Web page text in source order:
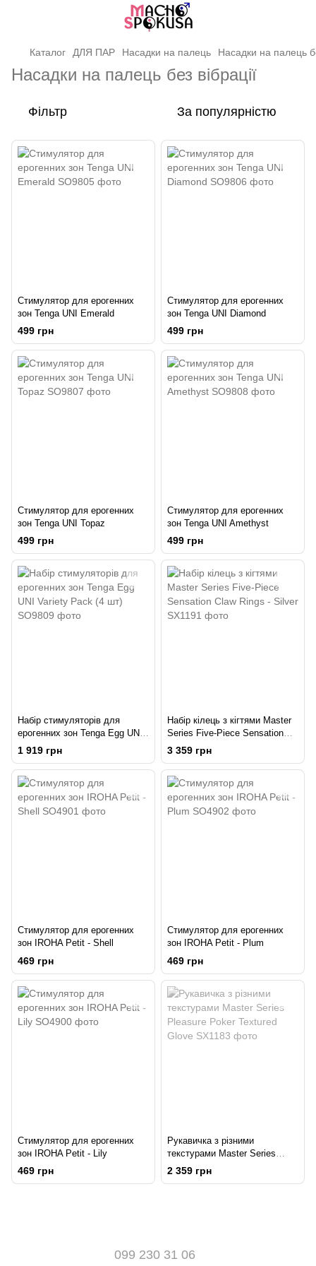
Каталог ДЛЯ ПАР Насадки на палець Насадки на палець
Насадки на палець без вібрації
Фільтр За популярністю
Стимулятор для ерогенних
зон Tenga UNI Emerald
499 грн
Стимулятор для ерогенних
зон Tenga UNI Diamond
499 грн
Стимулятор для ерогенних
зон Tenga UNI Topaz
499 грн
Стимулятор для ерогенних
зон Tenga UNI Amethyst
499 грн
Набір стимуляторів для
ерогенних зон Tenga Egg UNI
Variety Pack (4 шт)
1 919 грн
Набір кілець з кігтями Master
Series Five-Piece Sensation
Claw Rings - Silver
3 359 грн
Стимулятор для ерогенних
зон IROHA Petit - Shell
469 грн
Стимулятор для ерогенних
зон IROHA Petit - Plum
469 грн
Стимулятор для ерогенних
зон IROHA Petit - Lily
469 грн
Рукавичка з різними
текстурами Master Series
Pleasure Poker Textured Glove
2 359 грн
099 230 31 06